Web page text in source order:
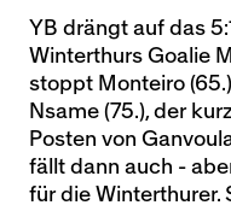
YB drängt auf das
Winterthurs Goalie
stoppt Monteiro
Nsame (75.), der
Posten von
fällt dann auch -
für die Winterthurer.